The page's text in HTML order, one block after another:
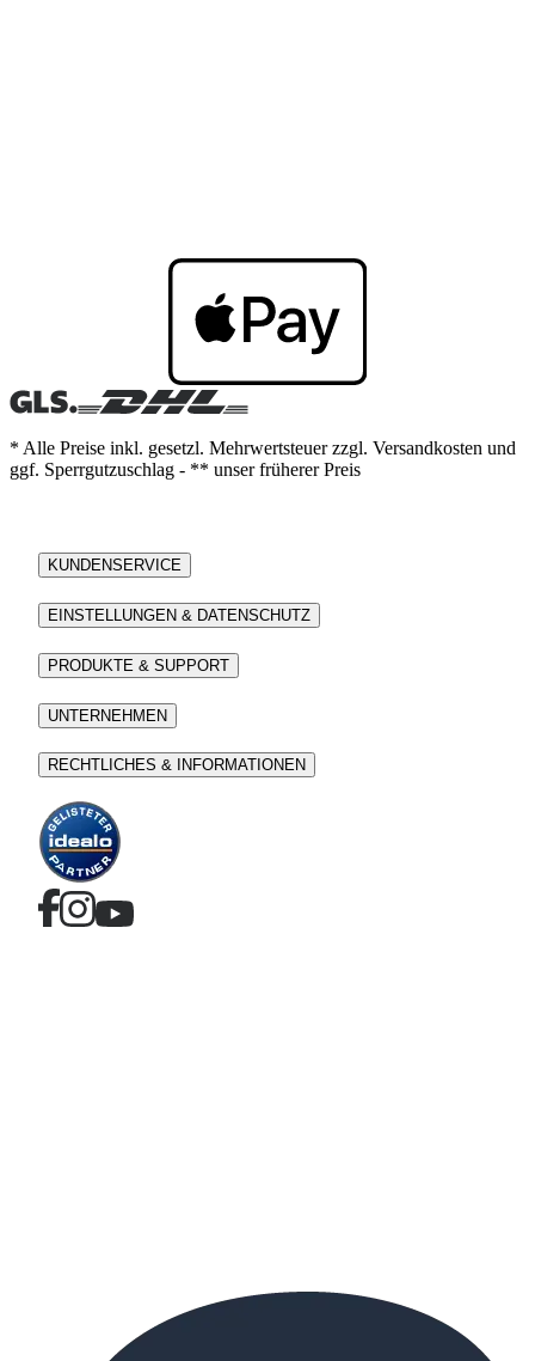
* Alle Preise inkl. gesetzl. Mehrwertsteuer zzgl. Versandkosten und
ggf. Sperrgutzuschlag - ** unser früherer Preis
KUNDENSERVICE
EINSTELLUNGEN & DATENSCHUTZ
PRODUKTE & SUPPORT
UNTERNEHMEN
RECHTLICHES & INFORMATIONEN